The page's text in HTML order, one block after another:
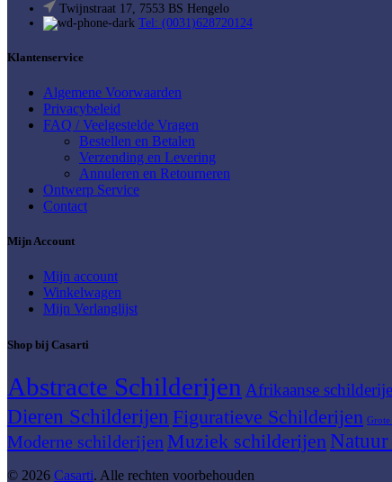
Twijnstraat 17, 7553 BS Hengelo
Tel: (0031)628720124
Klantenservice
Algemene Voorwaarden
Privacybeleid
FAQ / Veelgestelde Vragen
Bestellen en Betalen
Verzending en Levering
Annuleren en Retourneren
Ontwerp Service
Contact
Mijn Account
Mijn account
Winkelwagen
Mijn Verlanglijst
Shop bij Casarti
Abstracte Schilderijen Afrikaanse
Dieren Schilderijen Figuratieve Schilderijen Grote
Moderne schilderijen Muziek schilderijen Natuur
© 2026 Casarti. Alle rechten voorbehouden